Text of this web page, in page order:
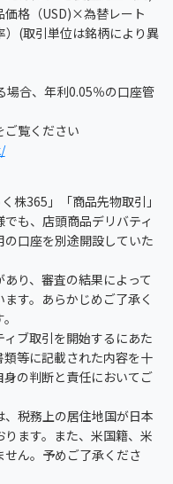
格（USD)×為替レート
）(取引単位は銘柄により異
合、年利0.05％の口座管
ご覧ください
株365」「商品先物取引」
も、店頭商品デリバティ
口座を別途開設していた
り、審査の結果によって
す。あらかじめご了承く
ブ取引を開始するにあた
等に記載された内容を十
の判断と責任においてご
、税務上の居住地国が日本
ます。また、米国籍、米
ん。予めご了承くださ